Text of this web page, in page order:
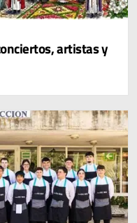
artistas y